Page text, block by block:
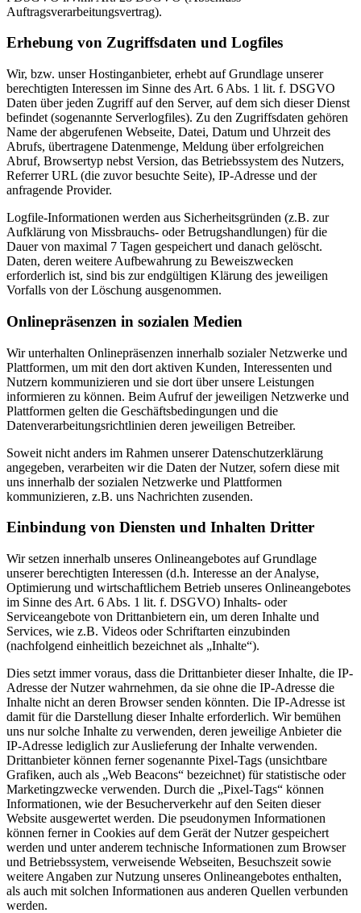
Auftragsverarbeitungsvertrag).
Erhebung von Zugriffsdaten und Logfiles
Wir, bzw. unser Hostinganbieter, erhebt auf Grundlage unserer
berechtigten Interessen im Sinne des Art. 6 Abs. 1 lit. f. DSGVO
Daten über jeden Zugriff auf den Server, auf dem sich dieser Dienst
befindet (sogenannte Serverlogfiles). Zu den Zugriffsdaten gehören
Name der abgerufenen Webseite, Datei, Datum und Uhrzeit des
Abrufs, übertragene Datenmenge, Meldung über erfolgreichen
Abruf, Browsertyp nebst Version, das Betriebssystem des Nutzers,
Referrer URL (die zuvor besuchte Seite), IP-Adresse und der
anfragende Provider.
Logfile-Informationen werden aus Sicherheitsgründen (z.B. zur
Aufklärung von Missbrauchs- oder Betrugshandlungen) für die
Dauer von maximal 7 Tagen gespeichert und danach gelöscht.
Daten, deren weitere Aufbewahrung zu Beweiszwecken
erforderlich ist, sind bis zur endgültigen Klärung des jeweiligen
Vorfalls von der Löschung ausgenommen.
Onlinepräsenzen in sozialen Medien
Wir unterhalten Onlinepräsenzen innerhalb sozialer Netzwerke und
Plattformen, um mit den dort aktiven Kunden, Interessenten und
Nutzern kommunizieren und sie dort über unsere Leistungen
informieren zu können. Beim Aufruf der jeweiligen Netzwerke und
Plattformen gelten die Geschäftsbedingungen und die
Datenverarbeitungsrichtlinien deren jeweiligen Betreiber.
Soweit nicht anders im Rahmen unserer Datenschutzerklärung
angegeben, verarbeiten wir die Daten der Nutzer, sofern diese mit
uns innerhalb der sozialen Netzwerke und Plattformen
kommunizieren, z.B. uns Nachrichten zusenden.
Einbindung von Diensten und Inhalten Dritter
Wir setzen innerhalb unseres Onlineangebotes auf Grundlage
unserer berechtigten Interessen (d.h. Interesse an der Analyse,
Optimierung und wirtschaftlichem Betrieb unseres Onlineangebotes
im Sinne des Art. 6 Abs. 1 lit. f. DSGVO) Inhalts- oder
Serviceangebote von Drittanbietern ein, um deren Inhalte und
Services, wie z.B. Videos oder Schriftarten einzubinden
(nachfolgend einheitlich bezeichnet als „Inhalte“).
Dies setzt immer voraus, dass die Drittanbieter dieser Inhalte, die IP-
Adresse der Nutzer wahrnehmen, da sie ohne die IP-Adresse die
Inhalte nicht an deren Browser senden könnten. Die IP-Adresse ist
damit für die Darstellung dieser Inhalte erforderlich. Wir bemühen
uns nur solche Inhalte zu verwenden, deren jeweilige Anbieter die
IP-Adresse lediglich zur Auslieferung der Inhalte verwenden.
Drittanbieter können ferner sogenannte Pixel-Tags (unsichtbare
Grafiken, auch als „Web Beacons“ bezeichnet) für statistische oder
Marketingzwecke verwenden. Durch die „Pixel-Tags“ können
Informationen, wie der Besucherverkehr auf den Seiten dieser
Website ausgewertet werden. Die pseudonymen Informationen
können ferner in Cookies auf dem Gerät der Nutzer gespeichert
werden und unter anderem technische Informationen zum Browser
und Betriebssystem, verweisende Webseiten, Besuchszeit sowie
weitere Angaben zur Nutzung unseres Onlineangebotes enthalten,
als auch mit solchen Informationen aus anderen Quellen verbunden
werden.